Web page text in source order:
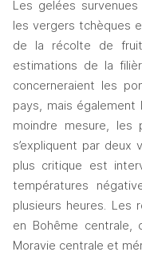
Les gelées
les vergers tchèques
de la récolte de
estimations de la
concerneraient les
pays, mais
moindre mesure,
s’expliquent par
plus critique est
températures
plusieurs heures. Les
en Bohême centrale,
Moravie centrale et